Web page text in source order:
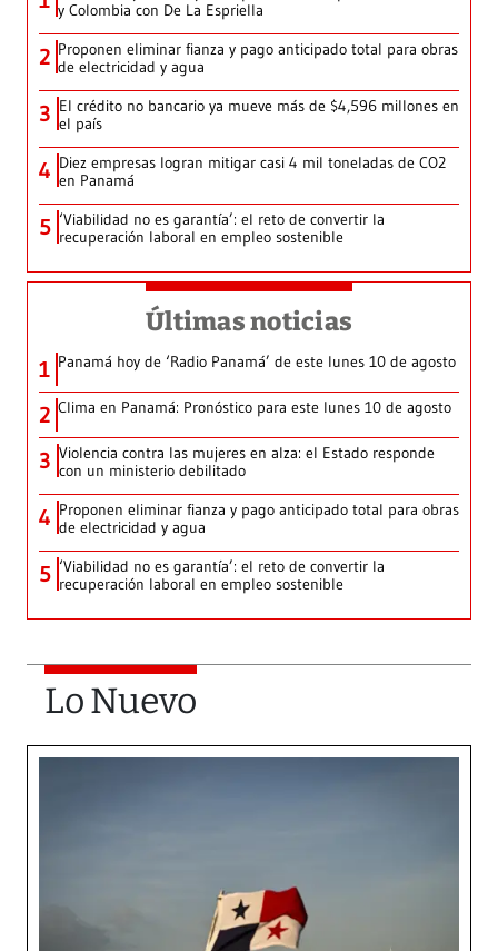
y Colombia con De La Espriella
2 Proponen eliminar fianza y pago anticipado total para obras
de electricidad y agua
3 El crédito no bancario ya mueve más de $4,596 millones en
el país
4 Diez empresas logran mitigar casi 4 mil toneladas de CO2
en Panamá
5 ‘Viabilidad no es garantía’: el reto de convertir la
recuperación laboral en empleo sostenible
Últimas noticias
1 Panamá hoy de ‘Radio Panamá’ de este lunes 10 de agosto
2 Clima en Panamá: Pronóstico para este lunes 10 de agosto
3 Violencia contra las mujeres en alza: el Estado responde
con un ministerio debilitado
4 Proponen eliminar fianza y pago anticipado total para obras
de electricidad y agua
5 ‘Viabilidad no es garantía’: el reto de convertir la
recuperación laboral en empleo sostenible
Lo Nuevo